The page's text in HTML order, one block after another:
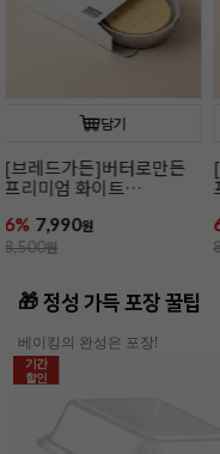
담기
[장가네제과]케이크시트
24개입(화이트/미니)
17% 68,900
84,000
🎁 정성 가득 포장 꿀팁
베이킹의 완성은 포장!
기간
할인